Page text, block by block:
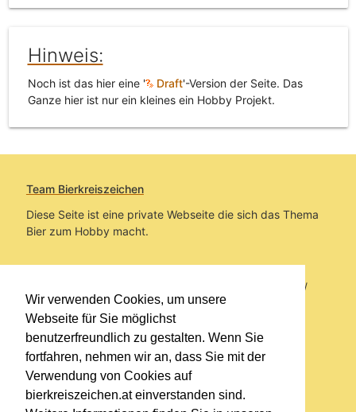
Wir verwenden Cookies, um unsere
Webseite für Sie möglichst
benutzerfreundlich zu gestalten. Wenn Sie
fortfahren, nehmen wir an, dass Sie mit der
Verwendung von Cookies auf
bierkreiszeichen.at einverstanden sind.
Hinweis:
Noch ist das hier eine ' Draft'-Version der Seite. Das
Ganze hier ist nur ein kleines ein Hobby Projekt.
Team Bierkreiszeichen
Diese Seite ist eine private Webseite die sich das Thema
Bier zum Hobby macht.
Sie befinden sich auf https://www.bierkreiszeichen.at/
im Pfad:Übers Bier/Biersorten
Erstellt: 2026-08-08
Links